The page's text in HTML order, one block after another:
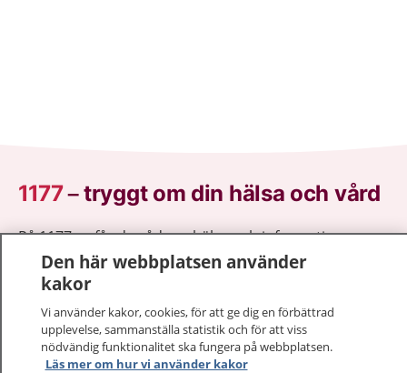
1177–tryggt om din hälsa och vård
På 1177.se får du råd om hälsa och information om
sjukdomar och vilka mottagningar du kan kontakta.
Logga in för att läsa din journal och göra dina
sjukvårdsrådgivning dygnet runt.
1177 ger dig råd när du vill må bättre.
Den här webbplatsen använder
kakor
Vi använder kakor, cookies, för att ge dig en förbättrad
upplevelse, sammanställa statistik och för att viss
nödvändig funktionalitet ska fungera på webbplatsen.
Läs mer om hur vi använder kakor